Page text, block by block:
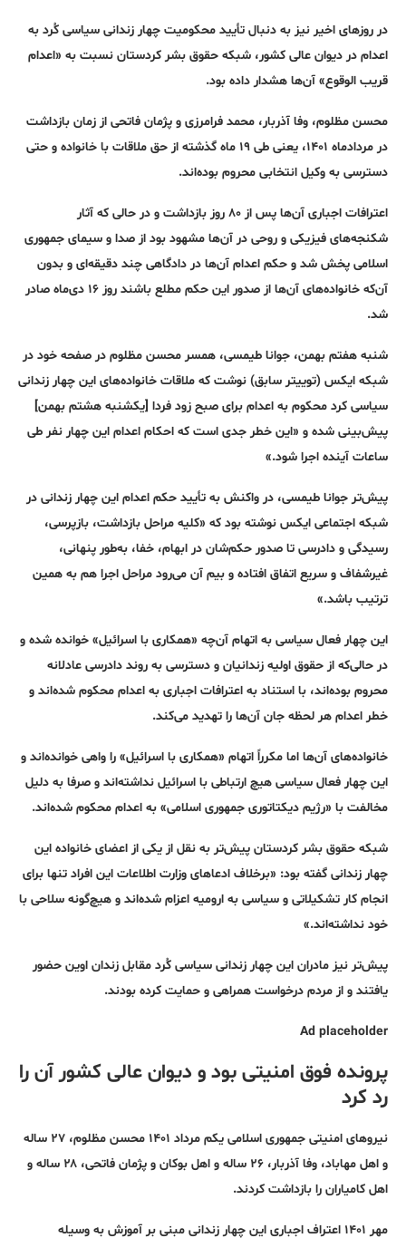
در روزهای اخیر نیز به دنبال تأیید محکومیت چهار زندانی سیاسی کُرد به
اعدام در دیوان عالی کشور، شبکه حقوق بشر کردستان نسبت به «اعدام
قریب الوقوع» آن‌ها هشدار داده بود.
محسن مظلوم، وفا آذربار، محمد فرامرزی و پژمان فاتحی از زمان بازداشت
در مردادماه ۱۴۰۱، یعنی طی ۱۹ ماه گذشته از حق ملاقات با خانواده و حتی
دسترسی به وکیل انتخابی محروم‌ بوده‌اند.
اعترافات اجباری آن‌ها پس از ۸۰ روز بازداشت و در حالی که آثار
شکنجه‌های فیزیکی و روحی در آن‌ها مشهود بود از صدا و سیمای جمهوری
اسلامی پخش شد و حکم اعدام آن‌ها در دادگاهی چند دقیقه‌ای و بدون‌
آن‌که خانواده‌های آن‌ها از صدور این حکم مطلع باشند روز ۱۶ دی‌ماه صادر
شد.
شنبه هفتم بهمن، جوانا طیمسی، همسر محسن مظلوم در صفحه خود در
شبکه ایکس (توییتر سابق) نوشت که ملاقات خانواده‌های این چهار زندانی
سیاسی کرد محکوم به اعدام برای صبح زود فردا [یکشنبه هشتم بهمن]
پیش‌بینی شده و «این خطر جدی است که احکام اعدام این چهار نفر طی
ساعات آینده اجرا شود.»
پیش‌تر جوانا طیمسی، در واکنش به تأیید حکم اعدام این چهار زندانی در
شبکه اجتماعی ایکس نوشته بود که «کلیه‌ مراحل بازداشت، بازپرسی،
رسیدگی و دادرسی تا صدور حکم‌شان در ابهام، خفا، به‌طور پنهانی،
غیرشفاف و سریع اتفاق افتاده و بیم آن می‌رود مراحل اجرا هم به همین
ترتیب باشد.»
این چهار فعال سیاسی به اتهام آن‌چه «همکاری با اسرائیل» خوانده شده و
در حالی‌که از حقوق اولیه زندانیان و دسترسی به روند دادرسی عادلانه
محروم بوده‌اند، با استناد به اعترافات اجباری به اعدام محکوم شده‌اند و
خطر اعدام هر لحظه جان آن‌ها را تهدید می‌کند.
خانواده‌های آن‌ها اما مکرراً اتهام «همکاری با اسرائیل» را واهی خوانده‌اند و
این چهار فعال سیاسی هیچ ارتباطی با اسرائیل نداشته‌اند و صرفا به دلیل
مخالفت با «رژیم دیکتاتوری جمهوری اسلامی» به اعدام محکوم شده‌اند.
شبکه حقوق بشر کردستان پیش‌تر به نقل از یکی از اعضای خانواده این
چهار زندانی گفته بود: «برخلاف ادعاهای وزارت اطلاعات این افراد تنها برای
انجام کار تشکیلاتی و سیاسی به ارومیه اعزام شده‌اند و هیچ‌گونه سلاحی با
خود نداشته‌اند.»
پیش‌تر نیز مادران این چهار زندانی سیاسی کُرد مقابل زندان اوین حضور
یافتند و از مردم درخواست همراهی و حمایت کرده بودند.
Ad placeholder
پرونده فوق امنیتی بود و دیوان عالی کشور آن را
رد کرد
نیروهای امنیتی جمهوری اسلامی یکم مرداد ۱۴۰۱ محسن مظلوم، ۲۷ ساله
و اهل مهاباد، وفا آذربار، ۲۶ ساله و اهل بوکان و پژمان فاتحی، ۲۸ ساله و
اهل کامیاران را بازداشت کردند.
مهر ۱۴۰۱ اعتراف اجباری این چهار زندانی مبنی بر آموزش به وسیله